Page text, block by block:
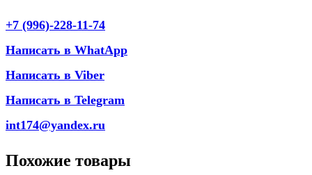
+7 (996)-228-11-74
Написать в WhatApp
Написать в Viber
Написать в Telegram
int174@yandex.ru
Похожие товары